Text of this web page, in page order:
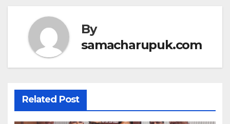
p o
k
By
samacharupuk.com
Related Post